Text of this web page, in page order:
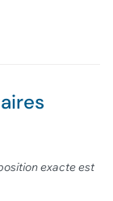
exacte est